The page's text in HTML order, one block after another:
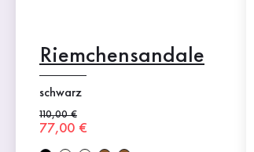
Riemchensandale
schwarz
Alter Preis
110,00 €
Neuer Preis
77,00 €